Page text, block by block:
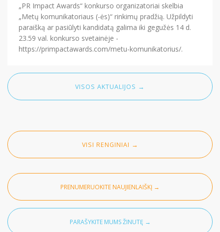
„PR Impact Awards“ konkurso organizatoriai skelbia
„Metų komunikatoriaus (-ės)“ rinkimų pradžią. Užpildyti
paraišką ar pasiūlyti kandidatą galima iki gegužės 14 d.
23.59 val. konkurso svetainėje -
https://primpactawards.com/metu-komunikatorius/.
VISOS AKTUALIJOS →
VISI RENGINIAI →
PRENUMERUOKITE NAUJIENLAIŠKĮ →
PARAŠYKITE MUMS ŽINUTĘ →